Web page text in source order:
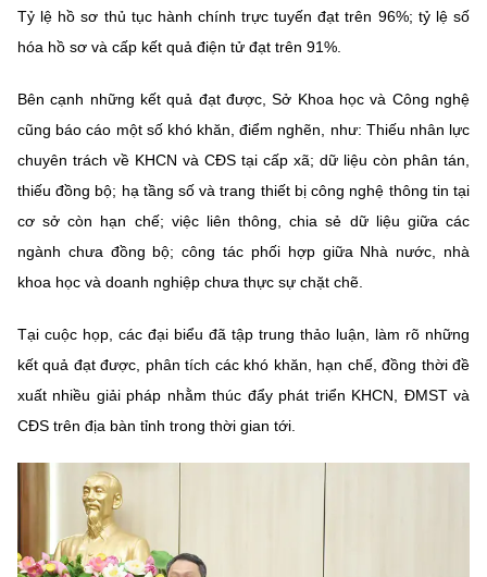
Tỷ lệ hồ sơ thủ tục hành chính trực tuyến đạt trên 96%; tỷ lệ số
hóa hồ sơ và cấp kết quả điện tử đạt trên 91%.
Bên cạnh những kết quả đạt được, Sở Khoa học và Công nghệ
cũng báo cáo một số khó khăn, điểm nghẽn, như: Thiếu nhân lực
chuyên trách về KHCN và CĐS tại cấp xã; dữ liệu còn phân tán,
thiếu đồng bộ; hạ tầng số và trang thiết bị công nghệ thông tin tại
cơ sở còn hạn chế; việc liên thông, chia sẻ dữ liệu giữa các
ngành chưa đồng bộ; công tác phối hợp giữa Nhà nước, nhà
khoa học và doanh nghiệp chưa thực sự chặt chẽ.
Tại cuộc họp, các đại biểu đã tập trung thảo luận, làm rõ những
kết quả đạt được, phân tích các khó khăn, hạn chế, đồng thời đề
xuất nhiều giải pháp nhằm thúc đẩy phát triển KHCN, ĐMST và
CĐS trên địa bàn tỉnh trong thời gian tới.